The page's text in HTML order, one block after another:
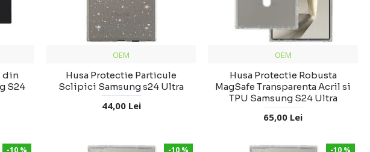
din
S24
OEM
Husa Protectie Particule
Sclipici Samsung s24 Ultra
44,00 Lei
OEM
Husa Protectie Robusta
MagSafe Transparenta Acril si
TPU Samsung S24 Ultra
65,00 Lei
-10 % -10 % -10 %